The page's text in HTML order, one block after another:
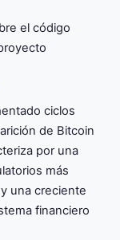
el código
ciclos
de Bitcoin
por una
más
una creciente
financiero